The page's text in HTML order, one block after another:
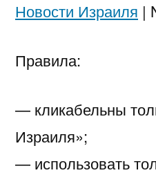
Новости Израиля |
Правила:
— кликабельны
Израиля»;
— использовать